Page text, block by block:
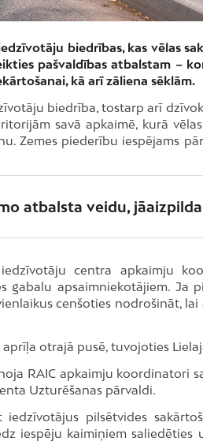
biedrības, kas vēlas
pašvaldības atbalstam –
kā arī zāliena sēklām.
biedrība, tostarp arī
savā apkaimē, kurā
Zemes piederību iespējams
atbalsta veidu,
centra apkaimju
gabalu apsaimniekotājiem. Ja
cenšoties nodrošināt,
otrajā pusē, tuvojoties
RAIC apkaimju koordinatori
Uzturēšanas pārvaldi.
pilsētvides
iespēju kaimiņiem